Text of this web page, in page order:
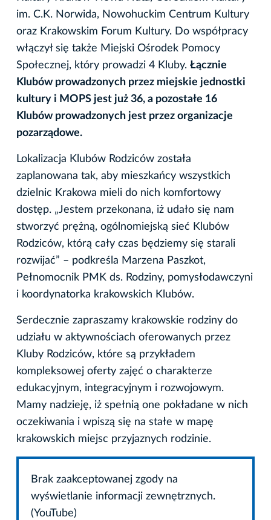
im. C.K. Norwida, Nowohuckim Centrum Kultury
oraz Krakowskim Forum Kultury. Do współpracy
włączył się także Miejski Ośrodek Pomocy
Społecznej, który prowadzi 4 Kluby. Łącznie
Klubów prowadzonych przez miejskie jednostki
kultury i MOPS jest już 36, a pozostałe 16
Klubów prowadzonych jest przez organizacje
pozarządowe.
Lokalizacja Klubów Rodziców została
zaplanowana tak, aby mieszkańcy wszystkich
dzielnic Krakowa mieli do nich komfortowy
dostęp. „Jestem przekonana, iż udało się nam
stworzyć prężną, ogólnomiejską sieć Klubów
Rodziców, którą cały czas będziemy się starali
rozwijać” – podkreśla Marzena Paszkot,
Pełnomocnik PMK ds. Rodziny, pomysłodawczyni
i koordynatorka krakowskich Klubów.
Serdecznie zapraszamy krakowskie rodziny do
udziału w aktywnościach oferowanych przez
Kluby Rodziców, które są przykładem
kompleksowej oferty zajęć o charakterze
edukacyjnym, integracyjnym i rozwojowym.
Mamy nadzieję, iż spełnią one pokładane w nich
oczekiwania i wpiszą się na stałe w mapę
krakowskich miejsc przyjaznych rodzinie.
Brak zaakceptowanej zgody na
wyświetlanie informacji zewnętrznych.
(YouTube)